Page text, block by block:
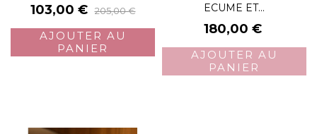
Prix
103,00 € Prix
de
base
205,00 €
AJOUTER AU
PANIER
ECUME ET...
Prix
180,00 €
AJOUTER AU
PANIER